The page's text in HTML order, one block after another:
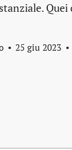
25 giu 2023